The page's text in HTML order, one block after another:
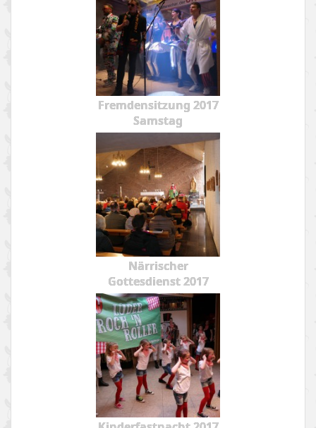
Fremdensitzung 2017
Samstag
Närrischer
Gottesdienst 2017